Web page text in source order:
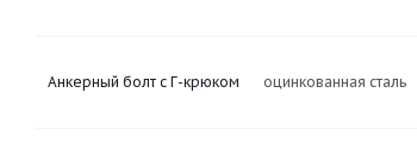
Анкерный болт с Г-крюком оцинкованная сталь